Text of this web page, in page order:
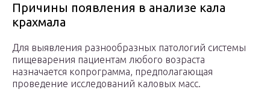
Причины появления в анализе кала
крахмала
Для выявления разнообразных патологий системы
пищеварения пациентам любого возраста
назначается копрограмма, предполагающая
проведение исследований каловых масс.